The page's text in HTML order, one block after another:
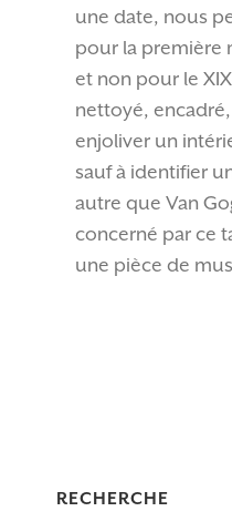
une date, nous
pour la première
et non pour le
nettoyé,
enjoliver un
sauf à identifier
autre que Van
concerné par ce
une pièce de
RECHERCHE